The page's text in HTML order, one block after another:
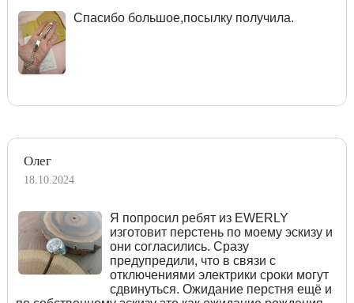
Спасибо большое,посылку получила.
Олег
18.10.2024
Я попросил ребят из EWERLY
изготовит перстень по моему эскизу и
они согласились. Сразу
предупредили, что в связи с
отключениями электрики сроки могут
сдвинуться. Ожидание перстня ещё и